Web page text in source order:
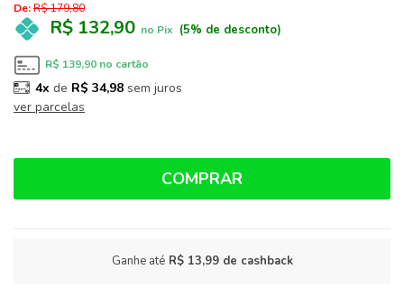
De:R$ 179,80
R$ 132,90 no Pix (5% de desconto)
R$ 139,90 no cartão
4x de R$ 34,98 sem juros
ver parcelas
COMPRAR
Ganhe atéR$ 13,99de cashback